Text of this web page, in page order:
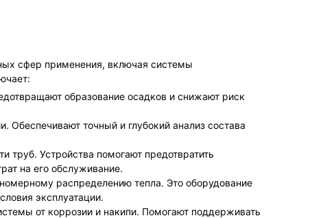
сфер применения, включая системы
образование осадков и снижают риск
Обеспечивают точный и глубокий анализ состава
Устройства помогают предотвратить
на его обслуживание.
распределению тепла. Это оборудование
эксплуатации.
от коррозии и накипи. Помогают поддерживать